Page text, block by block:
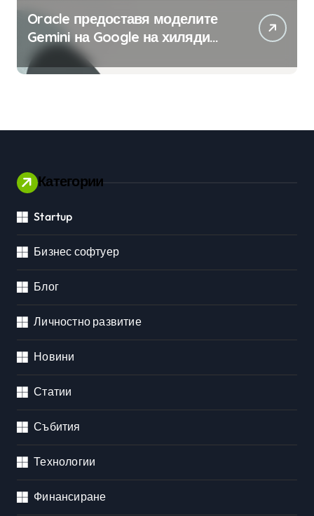
Oracle предоставя моделите
Gemini на Google на хиляди
клиенти на бизнес
приложения
Категории
Startup
Бизнес софтуер
Блог
Личностно развитие
Новини
Статии
Събития
Технологии
Финансиране